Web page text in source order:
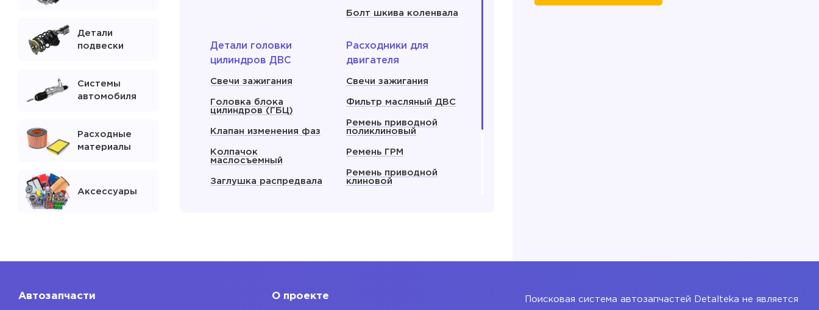
Детали
подвески
Системы
автомобиля
Расходные
материалы
Аксессуары
Болт шкива коленвала
Детали головки
цилиндров ДВС
Свечи зажигания
Головка блока
цилиндров (ГБЦ)
Клапан изменения фаз
Колпачок
маслосъемный
Заглушка распредвала
Расходники для
двигателя
Свечи зажигания
Фильтр масляный ДВС
Ремень приводной
поликлиновый
Ремень ГРМ
Ремень приводной
клиновой
Автозапчасти О проекте Поисковая система автозапчастей Detalteka не является